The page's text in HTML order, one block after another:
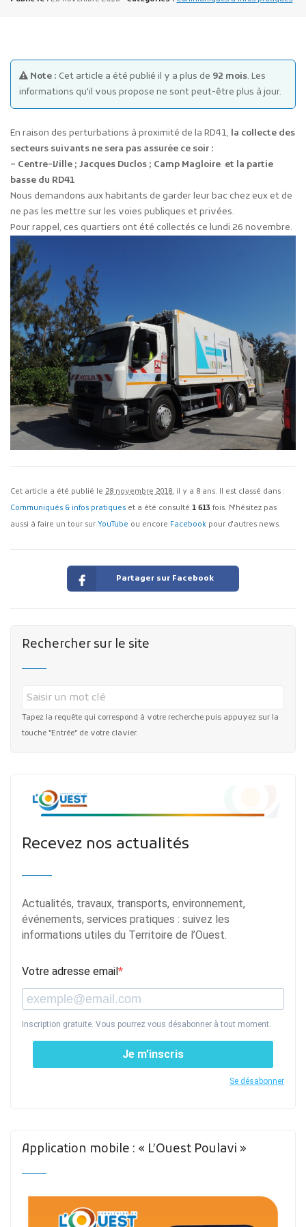
Marchés publics
Projets financés par l'Europe
Plans d'accès
Note : Cet article a été publié il y a plus de 92 mois. Les
informations qu'il vous propose ne sont peut-être plus à jour.
En raison des perturbations à proximité de la RD41, la collecte des
secteurs suivants ne sera pas assurée ce soir :
– Centre-Ville ; Jacques Duclos ; Camp Magloire et la partie
basse du RD41
Nous demandons aux habitants de garder leur bac chez eux et de
ne pas les mettre sur les voies publiques et privées.
Pour rappel, ces quartiers ont été collectés ce lundi 26 novembre.
Cet article a été publié le 28 novembre 2018, il y a 8 ans. Il est classé dans :
Communiqués & infos pratiques et a été consulté 1 613 fois. N'hésitez pas
aussi à faire un tour sur YouTube ou encore Facebook pour d'autres news.
Partager sur Facebook
Rechercher sur le site
Tapez la requête qui correspond à votre recherche puis appuyez sur la
touche "Entrée" de votre clavier.
Recevez nos actualités
Actualités, travaux, transports, environnement,
événements, services pratiques : suivez les
informations utiles du Territoire de l’Ouest.
Votre adresse email
Inscription gratuite. Vous pourrez vous désabonner à tout moment.
Je m’inscris
Se désabonner
Application mobile : « L’Ouest Poulavi »